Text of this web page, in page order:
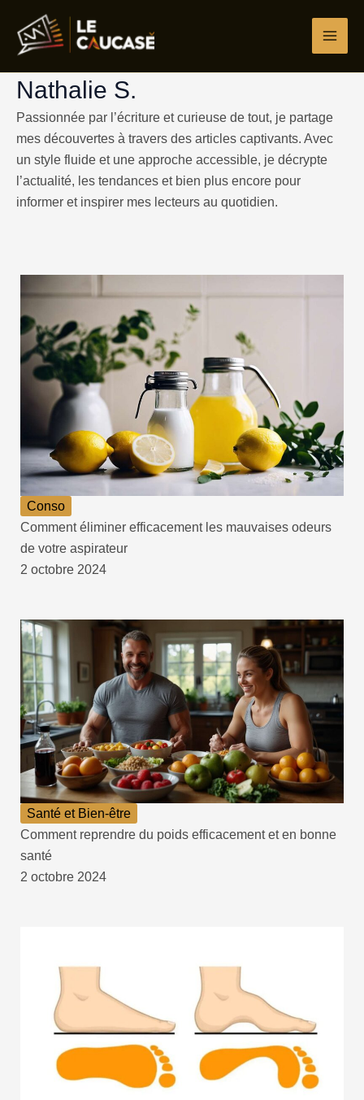
contenu
Nathalie S.
Passionnée par l’écriture et curieuse de tout, je partage
mes découvertes à travers des articles captivants. Avec
un style fluide et une approche accessible, je décrypte
l’actualité, les tendances et bien plus encore pour
informer et inspirer mes lecteurs au quotidien.
Conso
Comment éliminer efficacement les mauvaises odeurs
de votre aspirateur
2 octobre 2024
Santé et Bien-être
Comment reprendre du poids efficacement et en bonne
santé
2 octobre 2024